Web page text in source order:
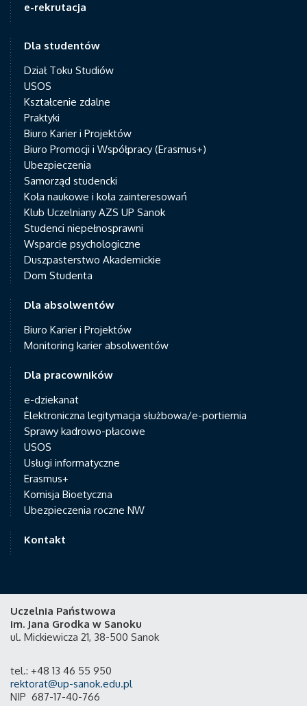
e-rekrutacja
Dla studentów
Dział Toku Studiów
USOS
Kształcenie zdalne
Praktyki
Biuro Karier i Projektów
Biuro Promocji i Współpracy (Erasmus+)
Ubezpieczenia
Samorząd studencki
Koła naukowe i koła zainteresowań
Klub Uczelniany AZS UP Sanok
Studenci niepełnosprawni
Wsparcie psychologiczne
Duszpasterstwo Akademickie
Dom Studenta
Dla absolwentów
Biuro Karier i Projektów
Monitoring karier absolwentów
Dla pracowników
e-dziekanat
Elektroniczna legitymacja służbowa/e-portiernia
Sprawy kadrowo-płacowe
USOS
Usługi informatyczne
Erasmus+
Komisja Bioetyczna
Ubezpieczenia roczne NW
Kontakt
Uczelnia Państwowa
im. Jana Grodka w Sanoku
ul. Mickiewicza 21, 38-500 Sanok
tel.: +48 13 46 55 950
rektorat@up-sanok.edu.pl
NIP 687-17-40-766